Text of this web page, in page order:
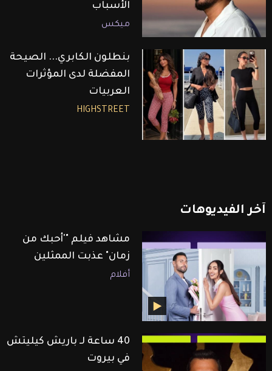
الأسباب
ميكس
بنطلون الكابري... الصيحة
المفضلة لدى المؤثرات
العربيات
HIGHSTREET
آخر الفيديوهات
مشاهد فيلم "'أحبك من
زمان" عذبت الممثلين
أفلام
40 ساعة لـ باريش كيليتش
في بيروت